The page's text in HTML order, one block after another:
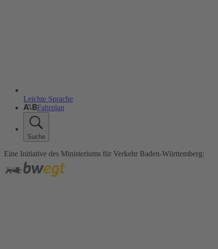
Leichte Sprache
Fahrplan
Suche
Eine Initiative des Ministeriums für Verkehr Baden-Württemberg: